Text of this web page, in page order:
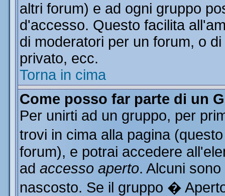
altri forum) e ad ogni gruppo
d'accesso. Questo facilita
di moderatori per un forum, o
privato, ecc.
Torna in cima
Come posso far parte di un
Per unirti ad un gruppo, per
trovi in cima alla pagina
forum), e potrai accedere
ad accesso aperto. Alcuni
nascosto. Se il gruppo �